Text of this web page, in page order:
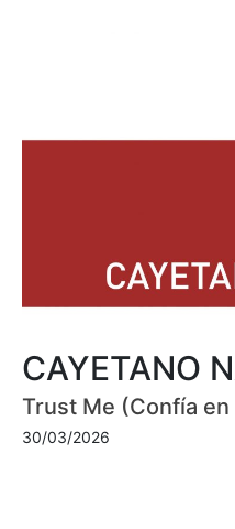
CAYETANO
Trust Me (Confía
30/03/2026